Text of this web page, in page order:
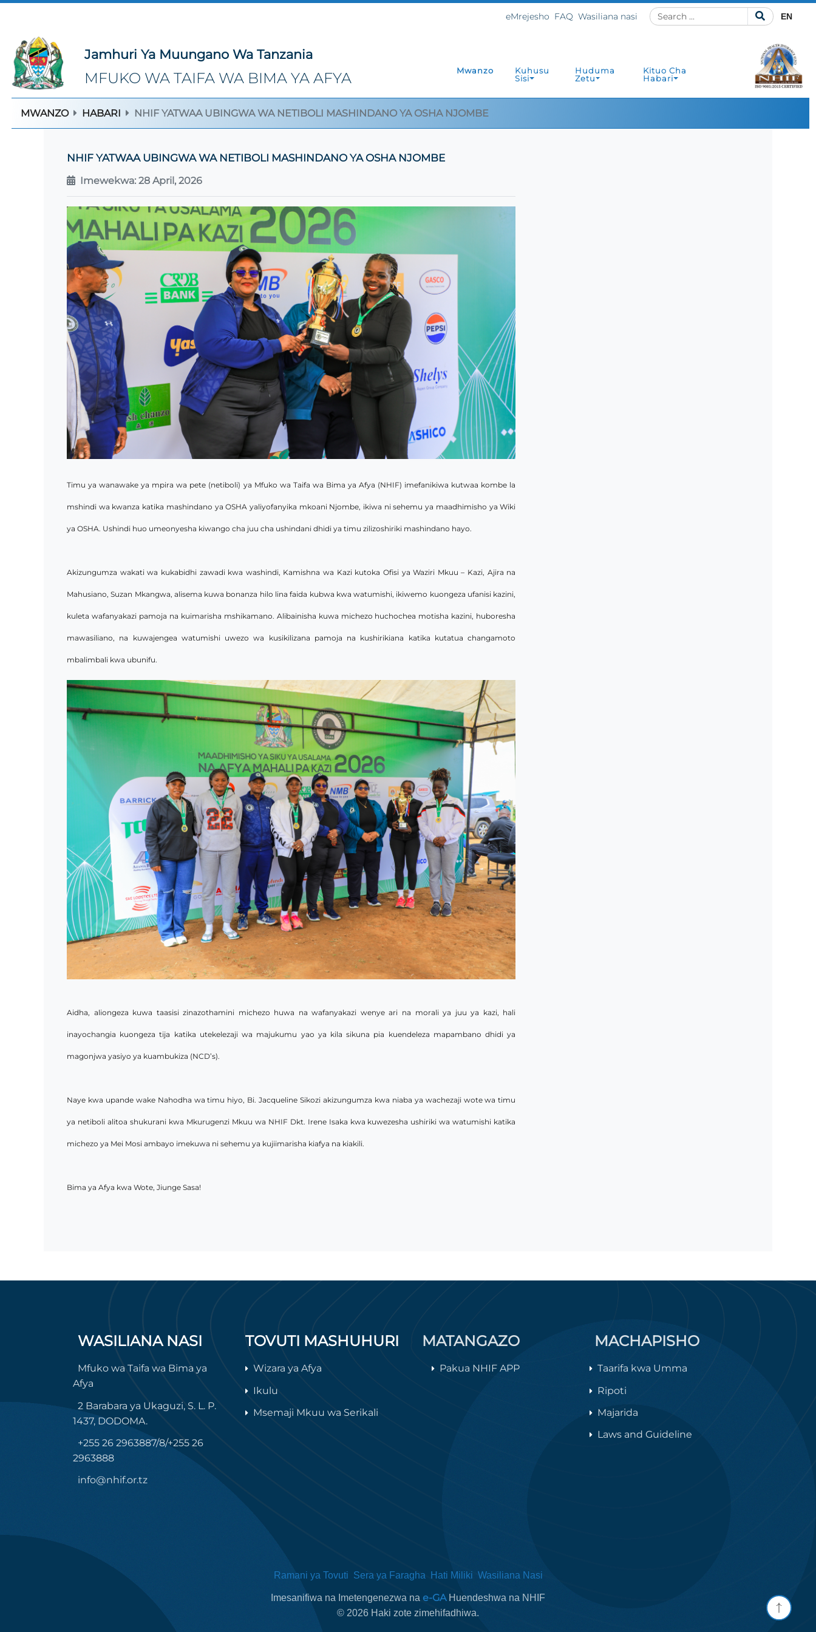
eMrejesho FAQ Wasiliana nasi EN
Jamhuri Ya Muungano Wa Tanzania
MFUKO WA TAIFA WA BIMA YA AFYA Mwanzo
Kuhusu
Sisi
Huduma
Zetu
Kituo Cha
Habari
MWANZO HABARI NHIF YATWAA UBINGWA WA NETIBOLI MASHINDANO YA OSHA NJOMBE
NHIF YATWAA UBINGWA WA NETIBOLI MASHINDANO YA OSHA NJOMBE
Imewekwa: 28 April, 2026
Timu ya wanawake ya mpira wa pete (netiboli) ya Mfuko wa Taifa wa Bima ya Afya (NHIF) imefanikiwa kutwaa kombe la
mshindi wa kwanza katika mashindano ya OSHA yaliyofanyika mkoani Njombe, ikiwa ni sehemu ya maadhimisho ya Wiki
ya OSHA. Ushindi huo umeonyesha kiwango cha juu cha ushindani dhidi ya timu zilizoshiriki mashindano hayo.
Akizungumza wakati wa kukabidhi zawadi kwa washindi, Kamishna wa Kazi kutoka Ofisi ya Waziri Mkuu – Kazi, Ajira na
Mahusiano, Suzan Mkangwa, alisema kuwa bonanza hilo lina faida kubwa kwa watumishi, ikiwemo kuongeza ufanisi kazini,
kuleta wafanyakazi pamoja na kuimarisha mshikamano. Alibainisha kuwa michezo huchochea motisha kazini, huboresha
mawasiliano, na kuwajengea watumishi uwezo wa kusikilizana pamoja na kushirikiana katika kutatua changamoto
mbalimbali kwa ubunifu.
Aidha, aliongeza kuwa taasisi zinazothamini michezo huwa na wafanyakazi wenye ari na morali ya juu ya kazi, hali
inayochangia kuongeza tija katika utekelezaji wa majukumu yao ya kila sikuna pia kuendeleza mapambano dhidi ya
magonjwa yasiyo ya kuambukiza (NCD’s).
Naye kwa upande wake Nahodha wa timu hiyo, Bi. Jacqueline Sikozi akizungumza kwa niaba ya wachezaji wote wa timu
ya netiboli alitoa shukurani kwa Mkurugenzi Mkuu wa NHIF Dkt. Irene Isaka kwa kuwezesha ushiriki wa watumishi katika
michezo ya Mei Mosi ambayo imekuwa ni sehemu ya kujiimarisha kiafya na kiakili.
Bima ya Afya kwa Wote, Jiunge Sasa!
WASILIANA NASI
Mfuko wa Taifa wa Bima ya
Afya
2 Barabara ya Ukaguzi, S. L. P.
1437, DODOMA.
+255 26 2963887/8/+255 26
2963888
info@nhif.or.tz
TOVUTI MASHUHURI
Wizara ya Afya
Ikulu
Msemaji Mkuu wa Serikali
MATANGAZO
Pakua NHIF APP
MACHAPISHO
Taarifa kwa Umma
Ripoti
Majarida
Laws and Guideline
Ramani ya Tovuti Sera ya Faragha Hati Miliki Wasiliana Nasi
Imesanifiwa na Imetengenezwa na e-GAHuendeshwa na NHIF
© 2026 Haki zote zimehifadhiwa.